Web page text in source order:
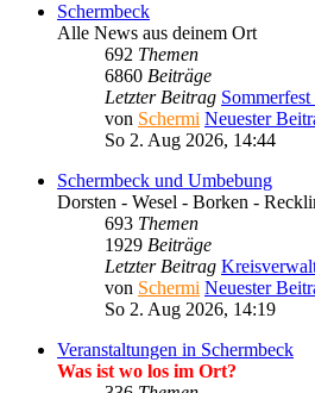
Schermbeck
Alle News aus deinem Ort
692 Themen
6860 Beiträge
Letzter Beitrag
von Schermi Neuester
So 2. Aug 2026, 14:44
Schermbeck und Umbebung
Dorsten - Wesel - Borken -
693 Themen
1929 Beiträge
Letzter Beitrag
von Schermi Neuester
So 2. Aug 2026, 14:19
Veranstaltungen in Schermbeck
Was ist wo los im Ort?